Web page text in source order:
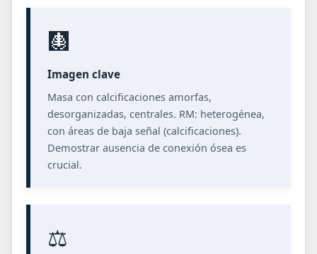
🩻
Imagen clave
Masa con calcificaciones amorfas,
desorganizadas, centrales. RM: heterogénea,
con áreas de baja señal (calcificaciones).
Demostrar ausencia de conexión ósea es
crucial.
⚖️